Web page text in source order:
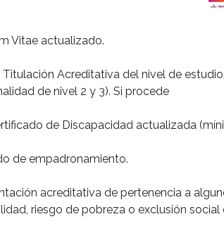
Vitae actualizado.
Titulación Acreditativa del nivel de
de nivel 2 y 3). Si procede
de Discapacidad actualizada
de empadronamiento.
acreditativa de pertenencia a
riesgo de pobreza o exclusión